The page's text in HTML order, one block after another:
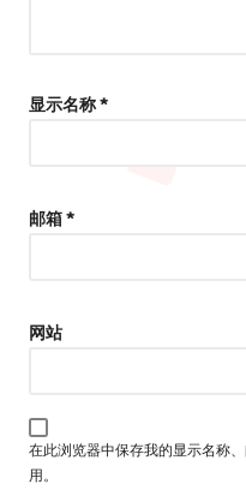
显示名称*
邮箱*
网站
在此浏览器中保存我的显示名称
用。